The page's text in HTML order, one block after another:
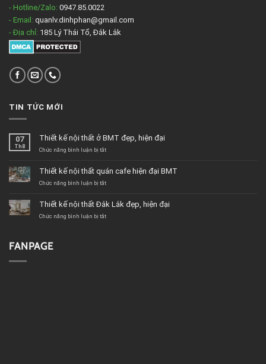
- Hotline/Zalo: 0947.85.0022
- Email: quanlv.dinhphan@gmail.com
- Địa chỉ: 185 Lý Thái Tổ, Đắk Lắk
TIN TỨC MỚI
07
Th8
Thiết kế nội thất ở BMT đẹp, hiện đại
Chức năng bình luận bị tắtở
nội
thất
đẹp,
hiện
Thiết kế nội thất quán cafe hiện đại BMT
Chức năng bình luận bị tắtở
nội
thất
Thiết kế nội thất Đắk Lắk đẹp, hiện đại
Chức năng bình luận bị tắtở
FANPAGE